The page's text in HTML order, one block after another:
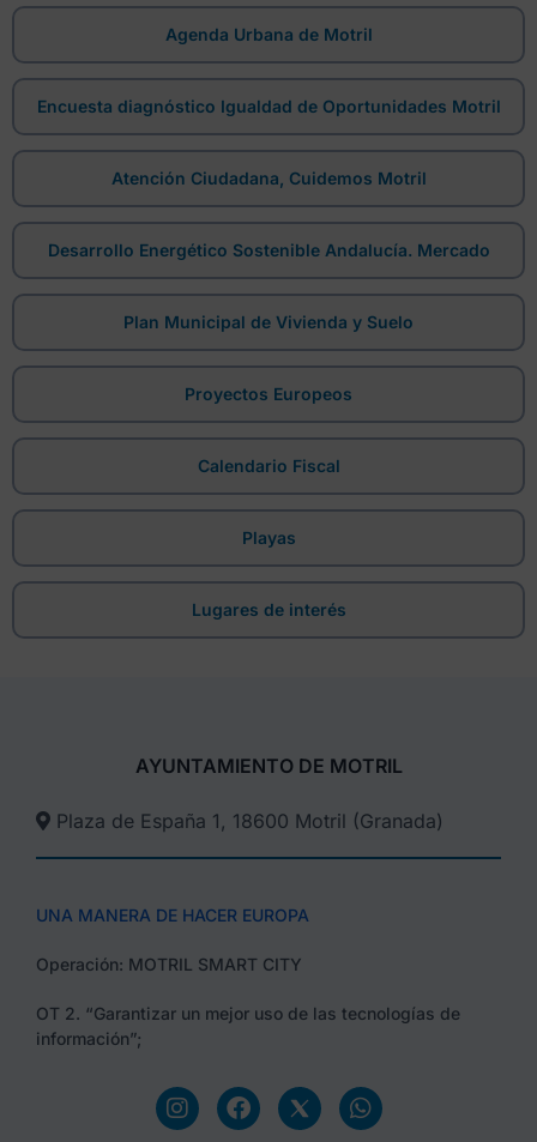
Agenda Urbana de Motril
Encuesta diagnóstico Igualdad de Oportunidades Motril
Atención Ciudadana, Cuidemos Motril
Desarrollo Energético Sostenible Andalucía. Mercado
Plan Municipal de Vivienda y Suelo
Proyectos Europeos
Calendario Fiscal
Playas
Lugares de interés
AYUNTAMIENTO DE MOTRIL
Plaza de España 1, 18600 Motril (Granada)​
UNA MANERA DE HACER EUROPA
Operación: MOTRIL SMART CITY
OT 2. “Garantizar un mejor uso de las tecnologías de
información”;